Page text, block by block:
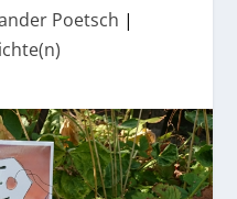
Poetsch |